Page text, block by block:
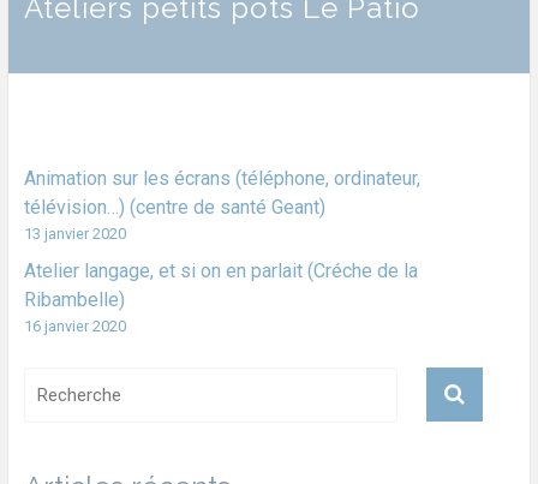
Ateliers petits pots Le Patio
Animation sur les écrans (téléphone, ordinateur,
télévision…) (centre de santé Geant)
13 janvier 2020
Atelier langage, et si on en parlait (Créche de la
Ribambelle)
16 janvier 2020